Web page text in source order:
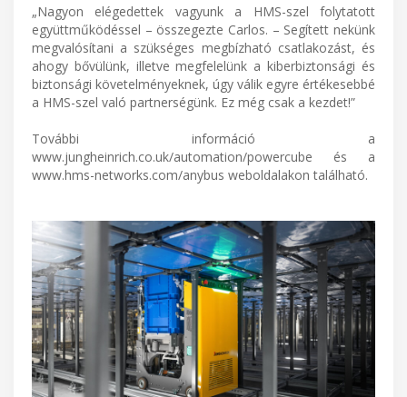
„Nagyon elégedettek vagyunk a HMS-szel folytatott
együttműködéssel – összegezte Carlos. – Segített nekünk
megvalósítani a szükséges megbízható csatlakozást, és
ahogy bővülünk, illetve megfelelünk a kiberbiztonsági és
biztonsági követelményeknek, úgy válik egyre értékesebbé
a HMS-szel való partnerségünk. Ez még csak a kezdet!”
További információ a
www.jungheinrich.co.uk/automation/powercube és a
www.hms-networks.com/anybus weboldalakon található.